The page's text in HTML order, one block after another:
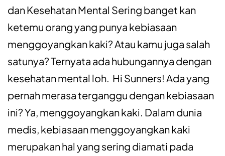
dan Kesehatan Mental Sering banget kan
ketemu orang yang punya kebiasaan
menggoyangkan kaki? Atau kamu juga salah
satunya? Ternyata ada hubungannya dengan
kesehatan mental loh. Hi Sunners! Ada yang
pernah merasa terganggu dengan kebiasaan
ini? Ya, menggoyangkan kaki. Dalam dunia
medis, kebiasaan menggoyangkan kaki
merupakan hal yang sering diamati pada